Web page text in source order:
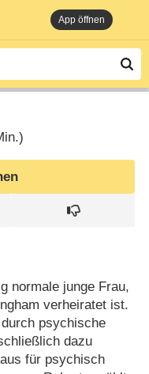
App öffnen
normale junge Frau,
verheiratet ist.
psychische
dazu
für psychisch